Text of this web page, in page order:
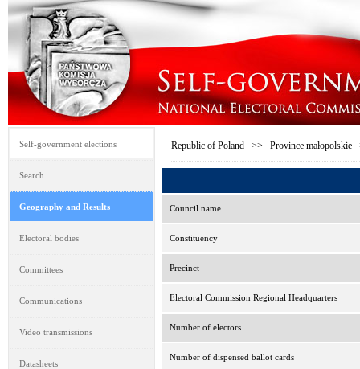
Self-government elections
Search
Geography and Results
Electoral bodies
Committees
Communications
Video transmissions
Datasheets
Republic of Poland >> Province małopolskie
Council name
Constituency
Precinct
Electoral Commission Regional Headquarters
Number of electors
Number of dispensed ballot cards